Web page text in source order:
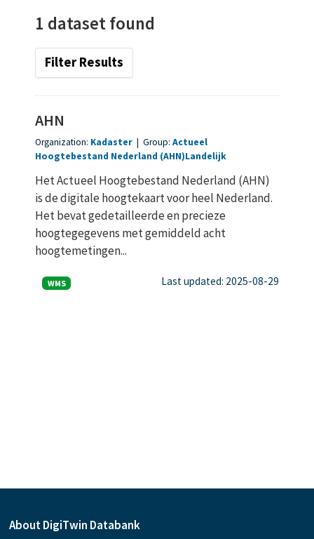
1 dataset found
Filter Results
AHN
Organization: Kadaster | Group: Actueel
Hoogtebestand Nederland (AHN)Landelijk
Het Actueel Hoogtebestand Nederland (AHN)
is de digitale hoogtekaart voor heel Nederland.
Het bevat gedetailleerde en precieze
hoogtegegevens met gemiddeld acht
hoogtemetingen...
WMS Last updated: 2025-08-29
About DigiTwin Databank